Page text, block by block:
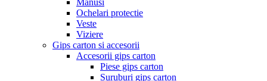
Manusi
Ochelari protectie
Veste
Viziere
Gips carton si accesorii
Accesorii gips carton
Piese gips carton
Suruburi gips carton